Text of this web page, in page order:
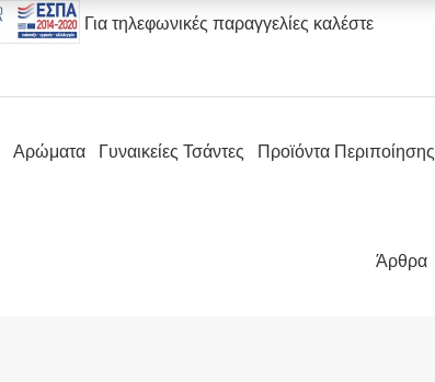
Για τηλεφωνικές παραγγελίες καλέστε
Αρώματα Γυναικείες Τσάντες Προϊόντα Περιποίησης
Άρθρα